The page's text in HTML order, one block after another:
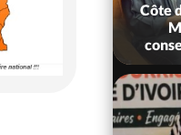
Ouattara
contre
i...
Côte